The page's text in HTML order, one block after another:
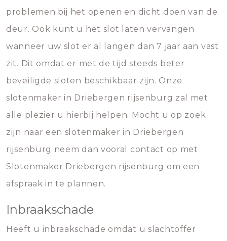
problemen bij het openen en dicht doen van de
deur. Ook kunt u het slot laten vervangen
wanneer uw slot er al langen dan 7 jaar aan vast
zit. Dit omdat er met de tijd steeds beter
beveiligde sloten beschikbaar zijn. Onze
slotenmaker in Driebergen rijsenburg zal met
alle plezier u hierbij helpen. Mocht u op zoek
zijn naar een slotenmaker in Driebergen
rijsenburg neem dan vooral contact op met
Slotenmaker Driebergen rijsenburg om een
afspraak in te plannen.
Inbraakschade
Heeft u inbraakschade omdat u slachtoffer